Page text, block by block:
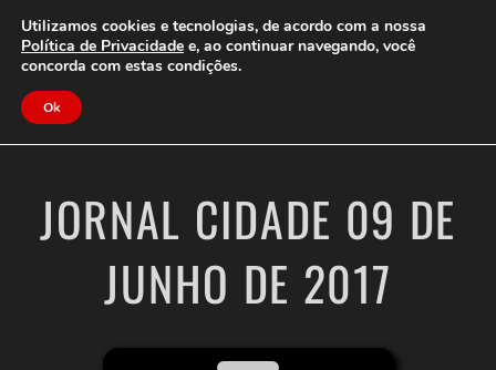
Clube do Assinante Área do Assinante
JORNAL CIDADE 09 DE
JUNHO DE 2017
Utilizamos cookies e tecnologias, de acordo com a nossa
Política de Privacidade e, ao continuar navegando, você
concorda com estas condições.
Ok